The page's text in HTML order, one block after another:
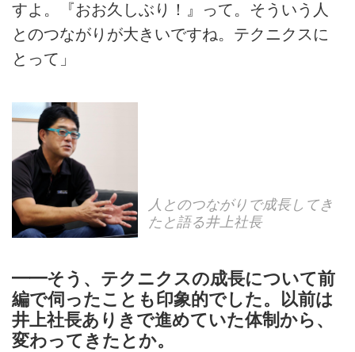
すよ。『おお久しぶり！』って。そういう人
とのつながりが大きいですね。テクニクスに
とって」
人とのつながりで成長してき
たと語る井上社長
━━そう、テクニクスの成長について前
編で伺ったことも印象的でした。以前は
井上社長ありきで進めていた体制から、
変わってきたとか。